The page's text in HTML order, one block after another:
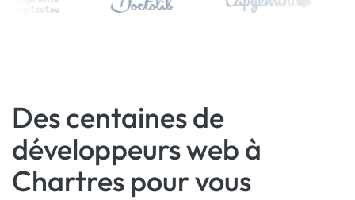
Des centaines de
développeurs web à
Chartres pour vous